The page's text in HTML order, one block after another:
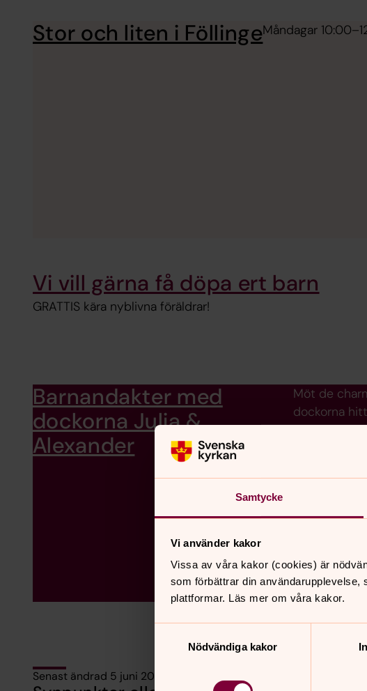
Samtycke
Vi använder kakor
Vissa av våra kakor (cookies) är
som förbättrar din
plattformar. Läs mer om våra kakor.
Nödvändiga kakor
Stor och liten i FöllingeMåndagar
Vi vill gärna få döpa ert barn
GRATTIS kära nyblivna föräldrar!
Barnandakter med
dockorna Julia &
Alexander
Möt de
dockorna
Senast ändrad 5 juni 2025